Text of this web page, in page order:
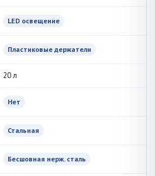
LED освещение
Пластиковые держатели
20 л
Нет
Стальная
Бесшовная нерж. сталь